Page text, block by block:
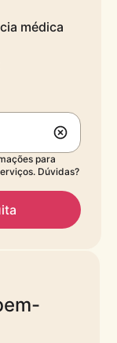
médica
para
Dúvidas?